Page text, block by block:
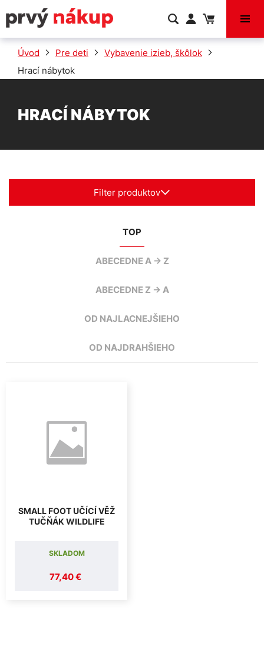
VÝPREDAJ
Úvod Pre deti
Vybavenie izieb, škôlok
Hrací nábytok
HRACÍ NÁBYTOK
Filter produktov
TOP
ABECEDNE A -> Z
ABECEDNE Z -> A
OD NAJLACNEJŠIEHO
OD NAJDRAHŠIEHO
SMALL FOOT UČÍCÍ VĚŽ
TUČŇÁK WILDLIFE
77,40 €
SKLADOM